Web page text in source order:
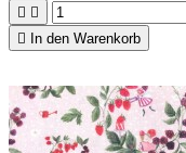
 

In den Warenkorb